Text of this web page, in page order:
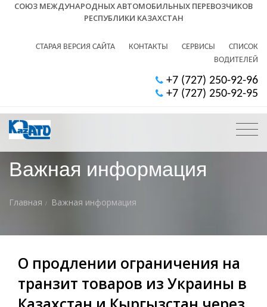
СОЮЗ МЕЖДУНАРОДНЫХ АВТОМОБИЛЬНЫХ ПЕРЕВОЗЧИКОВ
РЕСПУБЛИКИ КАЗАХСТАН
СТАРАЯ ВЕРСИЯ САЙТА КОНТАКТЫ СЕРВИСЫ
СПИСОК
ВОДИТЕЛЕЙ
+7 (727) 250-92-96
+7 (727) 250-92-95
Важная информация
Главная Важная информация
О продлении ограничения на
транзит товаров из Украины в